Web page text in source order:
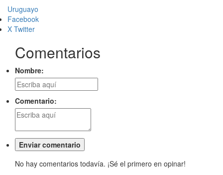
Uruguayo
Facebook
X Twitter
Comentarios
Nombre:
Comentario:
No hay comentarios todavía. ¡Sé el primero en opinar!